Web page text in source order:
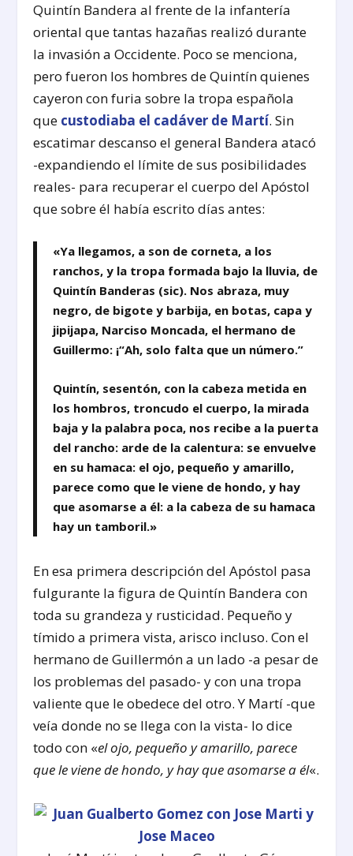
Quintín Bandera al frente de la infantería
oriental que tantas hazañas realizó durante
la invasión a Occidente. Poco se menciona,
pero fueron los hombres de Quintín quienes
cayeron con furia sobre la tropa española
que custodiaba el cadáver de Martí. Sin
escatimar descanso el general Bandera atacó
-expandiendo el límite de sus posibilidades
reales- para recuperar el cuerpo del Apóstol
que sobre él había escrito días antes:
«Ya llegamos, a son de corneta, a los
ranchos, y la tropa formada bajo la lluvia, de
Quintín Banderas (sic). Nos abraza, muy
negro, de bigote y barbija, en botas, capa y
jipijapa, Narciso Moncada, el hermano de
Guillermo: ¡“Ah, solo falta que un número.”
Quintín, sesentón, con la cabeza metida en
los hombros, troncudo el cuerpo, la mirada
baja y la palabra poca, nos recibe a la puerta
del rancho: arde de la calentura: se envuelve
en su hamaca: el ojo, pequeño y amarillo,
parece como que le viene de hondo, y hay
que asomarse a él: a la cabeza de su hamaca
hay un tamboril.»
En esa primera descripción del Apóstol pasa
fulgurante la figura de Quintín Bandera con
toda su grandeza y rusticidad. Pequeño y
tímido a primera vista, arisco incluso. Con el
hermano de Guillermón a un lado -a pesar de
los problemas del pasado- y con una tropa
valiente que le obedece del otro. Y Martí -que
veía donde no se llega con la vista- lo dice
todo con «el ojo, pequeño y amarillo, parece
que le viene de hondo, y hay que asomarse a él«.